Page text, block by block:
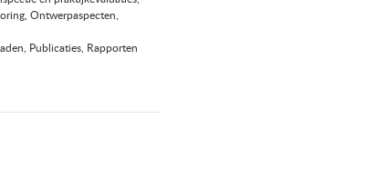
Ontwerpaspecten,
Publicaties, Rapporten